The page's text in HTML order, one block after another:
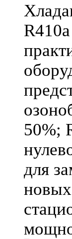
50%;
для